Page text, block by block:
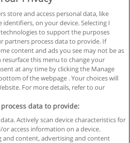
Regras de uso
store and access personal data, like
on your device. Selecting I
to support the purposes
partners process data to provide. If
content and ads you see may not be as
resurface this menu to change your
at any time by clicking the Manage
of the webpage . Your choices will
For more details, refer to our
data to provide:
Actively scan device characteristics for
access information on a device.
and content, advertising and content